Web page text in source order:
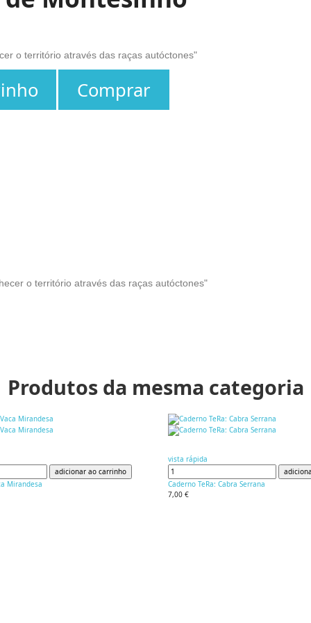
o território através das raças autóctones"
Comprar
o território através das raças autóctones"
Produtos da mesma categoria
adicionar ao carrinho
Mirandesa
vista rápida
Caderno TeRa: Cabra Serrana
7,00 €